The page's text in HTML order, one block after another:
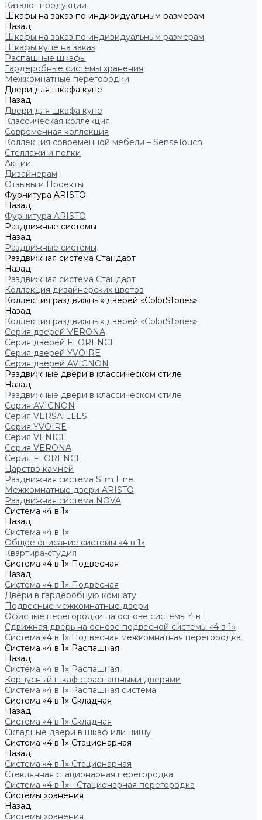
Каталог продукции
Шкафы на заказ по индивидуальным размерам
Назад
Шкафы на заказ по индивидуальным размерам
Шкафы купе на заказ
Распашные шкафы
Гардеробные системы хранения
Межкомнатные перегородки
Двери для шкафа купе
Назад
Двери для шкафа купе
Классическая коллекция
Современная коллекция
Коллекция современной мебели – SenseTouch
Стеллажи и полки
Акции
Дизайнерам
Отзывы и Проекты
Фурнитура ARISTO
Назад
Фурнитура ARISTO
Раздвижные системы
Назад
Раздвижные системы
Раздвижная система Стандарт
Назад
Раздвижная система Стандарт
Коллекция дизайнерских цветов
Коллекция раздвижных дверей «ColorStories»
Назад
Коллекция раздвижных дверей «ColorStories»
Серия дверей VERONA
Серия дверей FLORENCE
Серия дверей YVOIRE
Серия дверей AVIGNON
Раздвижные двери в классическом стиле
Назад
Раздвижные двери в классическом стиле
Серия AVIGNON
Серия VERSAILLES
Серия YVOIRE
Серия VENICE
Серия VERONA
Серия FLORENCE
Царство камней
Раздвижная система Slim Line
Межкомнатные двери ARISTO
Раздвижная система NOVA
Система «4 в 1»
Назад
Система «4 в 1»
Общее описание системы «4 в 1»
Квартира-студия
Система «4 в 1» Подвесная
Назад
Система «4 в 1» Подвесная
Двери в гардеробную комнату
Подвесные межкомнатные двери
Офисные перегородки на основе системы 4 в 1
Сдвижная дверь на основе подвесной системы «4 в 1»
Система «4 в 1» Подвесная межкомнатная перегородка
Система «4 в 1» Распашная
Назад
Система «4 в 1» Распашная
Корпусный шкаф с распашными дверями
Система «4 в 1» Распашная система
Система «4 в 1» Складная
Назад
Система «4 в 1» Складная
Складные двери в шкаф или нишу
Система «4 в 1» Стационарная
Назад
Система «4 в 1» Стационарная
Стеклянная стационарная перегородка
Система «4 в 1» - Стационарная перегородка
Системы хранения
Назад
Системы хранения